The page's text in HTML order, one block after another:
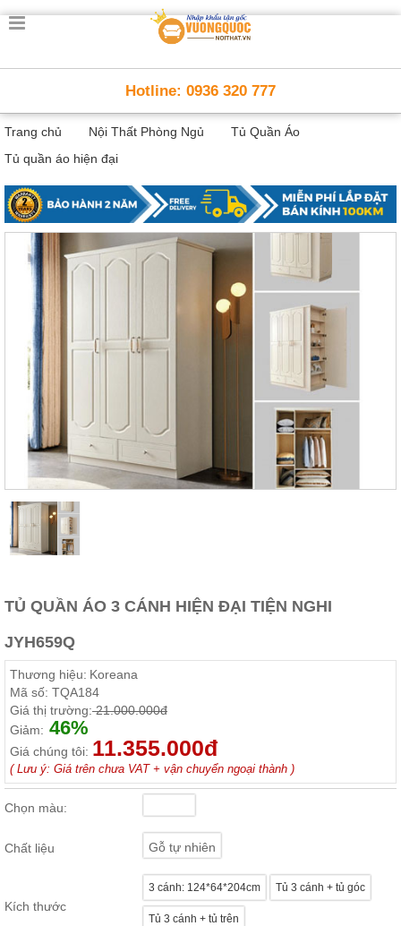
Trang
Thông
Minh
Nội
thất
minh
Nội
Thất
học, tủ
Nội
Thất
Phòng
Khách
Bàn
trà...
Nội
Phòng
ngủ, tủ
áo, bàn
trang
điểm
Nội
Phòng
Ăn
ăn,
kệ
Nội
Hotline: 0936 320 777
Trang chủ Nội Thất Phòng Ngủ
Tủ Quần Áo
Tủ quần áo hiện đại
TỦ QUẦN ÁO 3 CÁNH HIỆN ĐẠI TIỆN NGHI
JYH659Q
Thương hiệu: Koreana
Mã số: TQA184
Giá thị trường:21.000.000đ
Giảm: 46%
Giá chúng tôi: 11.355.000đ
( Lưu ý: Giá trên chưa VAT + vận chuyển ngoại thành )
Chọn màu:
Chất liệu Gỗ tự nhiên
Kích thước
3 cánh: 124*64*204cm Tủ 3 cánh + tủ góc
Tủ 3 cánh + tủ trên